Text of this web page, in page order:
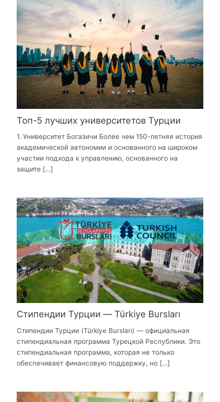
Топ-5 лучших университетов Турции
1. Университет Богазичи Более чем 150-летняя история
академической автономии и основанного на широком
участии подхода к управлению, основанного на
защите […]
Стипендии Турции — Türkiye Bursları
Стипендии Турции (Türkiye Bursları) — официальная
стипендиальная программа Турецкой Республики. Это
стипендиальная программа, которая не только
обеспечивает финансовую поддержку, но […]